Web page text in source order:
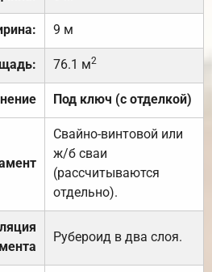
9 м
76.1 м2
Под ключ (с отделкой)
Свайно-винтовой или
ж/б сваи
(рассчитываются
отдельно).
Рубероид в два слоя.